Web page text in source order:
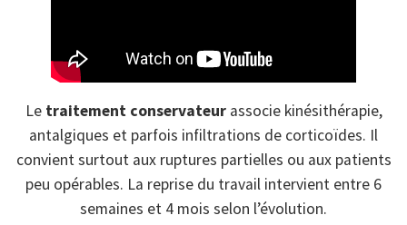
Le traitement conservateurassocie kinésithérapie,
antalgiques et parfois infiltrations de corticoïdes. Il
convient surtout aux ruptures partielles ou aux patients
peu opérables. La reprise du travail intervient entre 6
semaines et 4 mois selon l’évolution.